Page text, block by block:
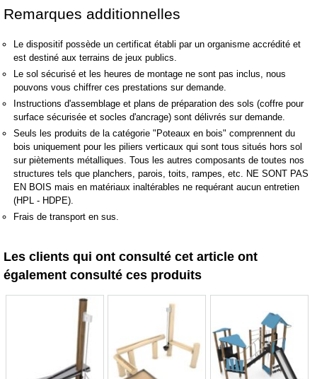
Remarques additionnelles
Le dispositif possède un certificat établi par un organisme accrédité et
est destiné aux terrains de jeux publics.
Le sol sécurisé et les heures de montage ne sont pas inclus, nous
pouvons vous chiffrer ces prestations sur demande.
Instructions d'assemblage et plans de préparation des sols (coffre pour
surface sécurisée et socles d'ancrage) sont délivrés sur demande.
Seuls les produits de la catégorie "Poteaux en bois" comprennent du
bois uniquement pour les piliers verticaux qui sont tous situés hors sol
sur piètements métalliques. Tous les autres composants de toutes nos
structures tels que planchers, parois, toits, rampes, etc. NE SONT PAS
EN BOIS mais en matériaux inaltérables ne requérant aucun entretien
(HPL - HDPE).
Frais de transport en sus.
Les clients qui ont consulté cet article ont
également consulté ces produits